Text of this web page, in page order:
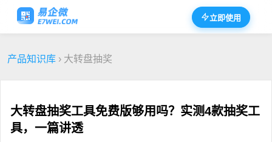
立即使用
产品知识库 › 大转盘抽奖
大转盘抽奖工具免费版够用吗？实测4款抽奖工
具，一篇讲透